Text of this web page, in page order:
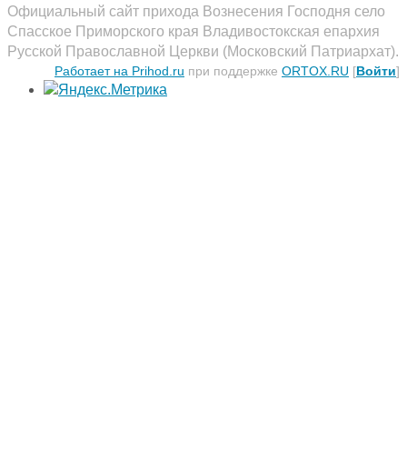
Официальный сайт прихода Вознесения Господня село
Спасское Приморского края Владивостокская епархия
Русской Православной Церкви (Московский Патриархат).
Работает на Prihod.ru при поддержке ORTOX.RU [Войти]